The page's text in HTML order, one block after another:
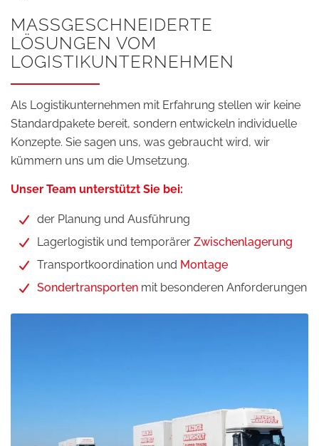
MASSGESCHNEIDERTE L
ÖSUNGEN VOM L
OGISTIKUNTERNEHMEN
Als Logistikunternehmen mit Erfahrung stellen wir keine
Standardpakete bereit, sondern entwickeln individuelle
Konzepte. Sie sagen uns, was gebraucht wird, wir
kümmern uns um die Umsetzung.
Unser Team unterstützt Sie bei:
der Planung und Ausführung
Lagerlogistik und temporärer Zwischenlagerung
Transportkoordination und Montage
Sondertransporten mit besonderen Anforderungen